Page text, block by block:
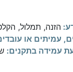
הזנה, תמלול,
עמיתים או
עמידה בתקנים: